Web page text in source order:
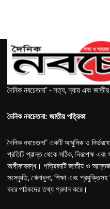
দৈনিক নবচেতনা" - সত্য, ন্যায় এবং
দৈনিক নবচেতনা: জাতীয় পত্রিকা
দৈনিক নবচেতনা" একটি আধুনিক ও
প্রতিটি প্রান্ত থেকে সঠিক, নিরপেক্ষ
অঙ্গীকারবদ্ধ। পত্রিকাটি জাতীয় ও
সংস্কৃতি, খেলাধুলা, শিক্ষা এবং
করে পাঠকদের তথ্য প্রদান করে।